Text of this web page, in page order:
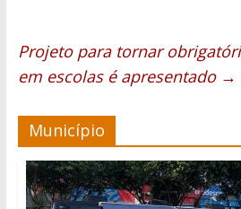
Projeto para tornar
em escolas é apresentado →
Município